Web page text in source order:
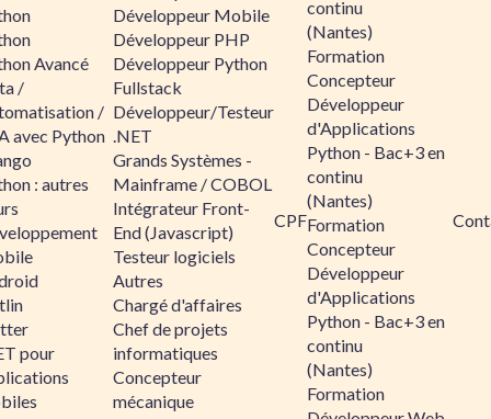
Avancé
/
/
avec Python
: autres
pour
Développeur Mobile
Développeur PHP
Développeur Python
Fullstack
Développeur/Testeur
.NET
Grands Systèmes -
Mainframe / COBOL
Intégrateur Front-
End (Javascript)
Testeur logiciels
Autres
Chargé d'affaires
Chef de projets
informatiques
Concepteur
mécanique
CPF
continu
(Nantes)
Formation
Concepteur
Développeur
d'Applications
Python - Bac+3 en
continu
(Nantes)
Formation
Concepteur
Développeur
d'Applications
Python - Bac+3 en
continu
(Nantes)
Formation